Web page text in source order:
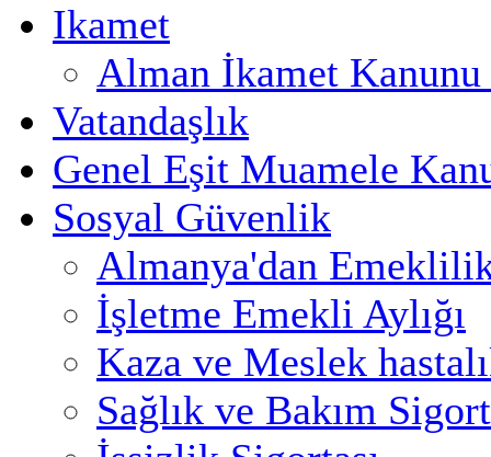
Ikamet
Alman İkamet
Vatandaşlık
Genel Eşit Muamele
Sosyal Güvenlik
Almanya'dan
İşletme Emekli Aylığı
Kaza ve Meslek
Sağlık ve Bakım